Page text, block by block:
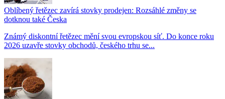
Oblíbený řetězec zavírá stovky prodejen: Rozsáhlé změny se
dotknou také Česka
Známý diskontní řetězec mění svou evropskou síť. Do konce roku
2026 uzavře stovky obchodů, českého trhu se...